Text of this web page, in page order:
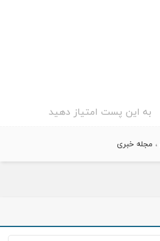
به این پست امتیاز دهید
، مجله خبری